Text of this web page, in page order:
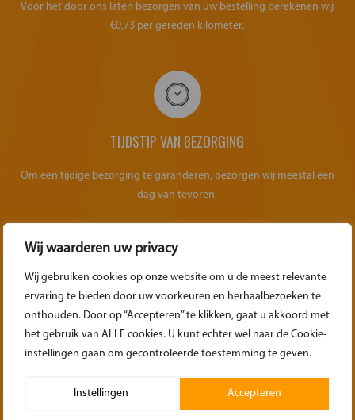
Wij waarderen uw privacy
Wij gebruiken cookies op onze website om u de meest relevante
ervaring te bieden door uw voorkeuren en herhaalbezoeken te
onthouden. Door op “Accepteren” te klikken, gaat u akkoord met
het gebruik van ALLE cookies. U kunt echter wel naar de Cookie-
instellingen gaan om gecontroleerde toestemming te geven.
Instellingen Accepteren
Voor het door ons laten bezorgen van uw bestelling berekenen wij
€0,73 per gereden kilometer.
TIJDSTIP VAN BEZORGING
Om een tijdige bezorging te garanderen, bezorgen wij meestal een
dag van tevoren.
OVER HET OPHALEN